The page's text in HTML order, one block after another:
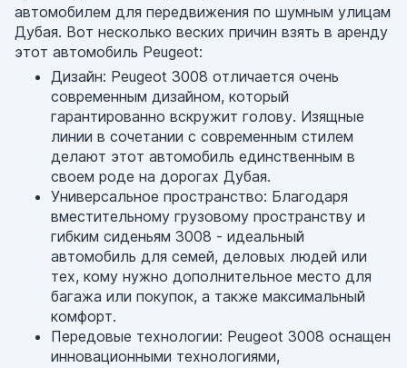
автомобилем для передвижения по шумным улицам
Дубая. Вот несколько веских причин взять в аренду
этот автомобиль Peugeot:
Дизайн: Peugeot 3008 отличается очень
современным дизайном, который
гарантированно вскружит голову. Изящные
линии в сочетании с современным стилем
делают этот автомобиль единственным в
своем роде на дорогах Дубая.
Универсальное пространство: Благодаря
вместительному грузовому пространству и
гибким сиденьям 3008 - идеальный
автомобиль для семей, деловых людей или
тех, кому нужно дополнительное место для
багажа или покупок, а также максимальный
комфорт.
Передовые технологии: Peugeot 3008 оснащен
инновационными технологиями,